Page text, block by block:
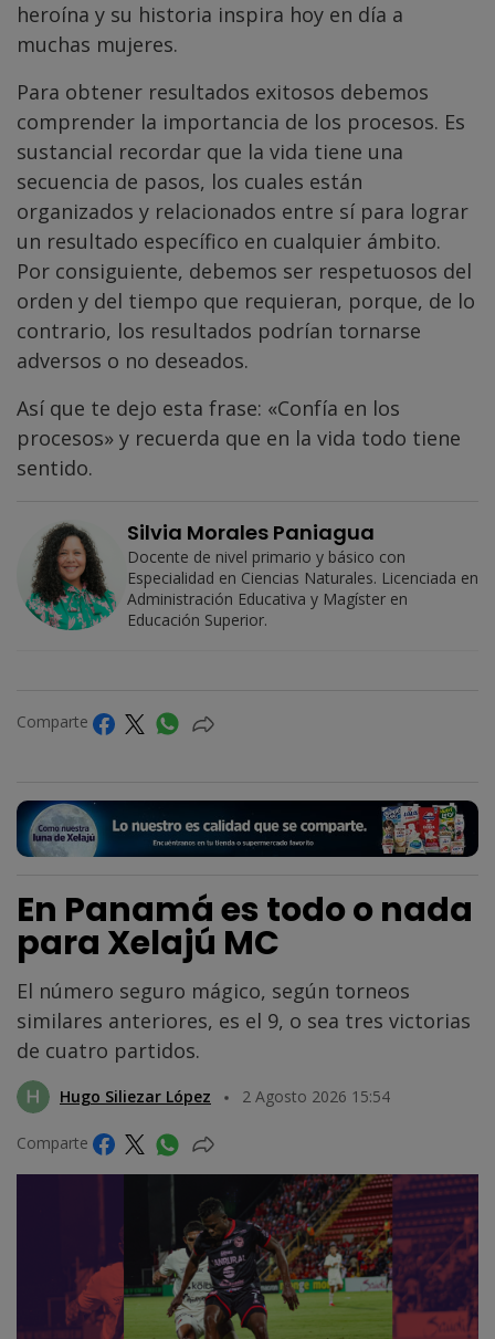
heroína y su historia inspira hoy en día a
muchas mujeres.
Para obtener resultados exitosos debemos
comprender la importancia de los procesos. Es
sustancial recordar que la vida tiene una
secuencia de pasos, los cuales están
organizados y relacionados entre sí para lograr
un resultado específico en cualquier ámbito.
Por consiguiente, debemos ser respetuosos del
orden y del tiempo que requieran, porque, de lo
contrario, los resultados podrían tornarse
adversos o no deseados.
Así que te dejo esta frase: «Confía en los
procesos» y recuerda que en la vida todo tiene
sentido.
Silvia Morales Paniagua
Docente de nivel primario y básico con
Especialidad en Ciencias Naturales. Licenciada en
Administración Educativa y Magíster en
Educación Superior.
Comparte
En Panamá es todo o nada
para Xelajú MC
El número seguro mágico, según torneos
similares anteriores, es el 9, o sea tres victorias
de cuatro partidos.
Hugo Siliezar López 2 Agosto 2026 15:54
Comparte